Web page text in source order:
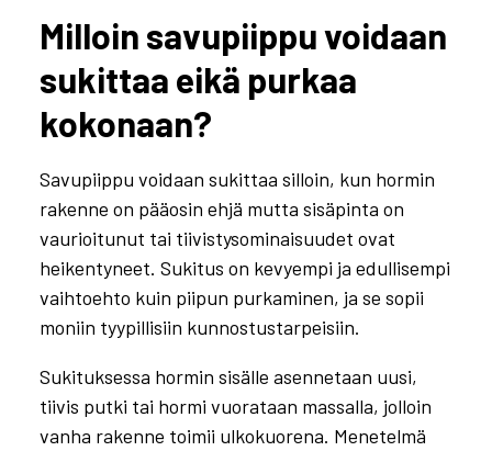
Milloin savupiippu voidaan
sukittaa eikä purkaa
kokonaan?
Savupiippu voidaan sukittaa silloin, kun hormin
rakenne on pääosin ehjä mutta sisäpinta on
vaurioitunut tai tiivistysominaisuudet ovat
heikentyneet. Sukitus on kevyempi ja edullisempi
vaihtoehto kuin piipun purkaminen, ja se sopii
moniin tyypillisiin kunnostustarpeisiin.
Sukituksessa hormin sisälle asennetaan uusi,
tiivis putki tai hormi vuorataan massalla, jolloin
vanha rakenne toimii ulkokuorena. Menetelmä